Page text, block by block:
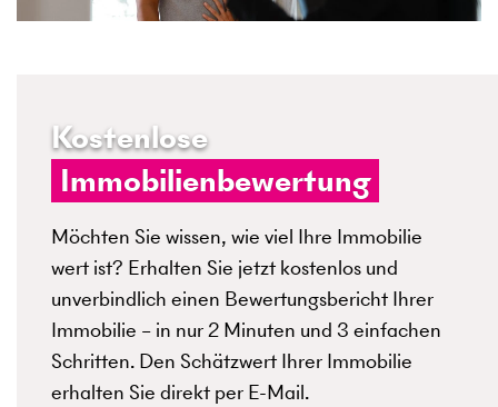
Kostenlose
Immobilienbewertung
Möchten Sie wissen, wie viel Ihre Immobilie
wert ist? Erhalten Sie jetzt kostenlos und
unverbindlich einen Bewertungsbericht Ihrer
Immobilie – in nur 2 Minuten und 3 einfachen
Schritten. Den Schätzwert Ihrer Immobilie
erhalten Sie direkt per E-Mail.